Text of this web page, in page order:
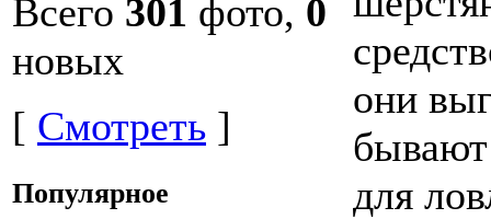
Всего 301 фото, 0
новых
[ Смотреть ]
Популярное
они
для